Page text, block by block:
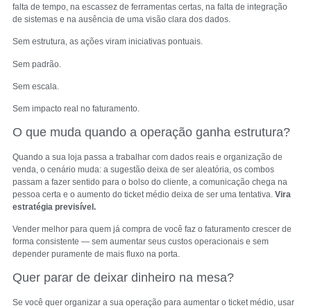
falta de tempo, na escassez de ferramentas certas, na falta de integração
de sistemas e na ausência de uma visão clara dos dados.
Sem estrutura, as ações viram iniciativas pontuais.
Sem padrão.
Sem escala.
Sem impacto real no faturamento.
O que muda quando a operação ganha estrutura?
Quando a sua loja passa a trabalhar com dados reais e organização de
venda, o cenário muda: a sugestão deixa de ser aleatória, os combos
passam a fazer sentido para o bolso do cliente, a comunicação chega na
pessoa certa e o aumento do ticket médio deixa de ser uma tentativa. Vira
estratégia previsível.
Vender melhor para quem já compra de você faz o faturamento crescer de
forma consistente — sem aumentar seus custos operacionais e sem
depender puramente de mais fluxo na porta.
Quer parar de deixar dinheiro na mesa?
Se você quer organizar a sua operação para aumentar o ticket médio, usar